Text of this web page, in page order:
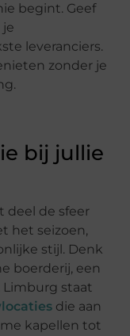
begint. Geef
je
leveranciers.
zonder je
bij jullie
deel de sfeer
het seizoen,
stijl. Denk
boerderij, een
staat
die aan
kapellen tot